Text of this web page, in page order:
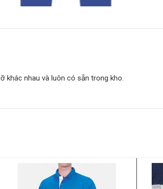
khác nhau và luôn có sẵn trong kho.